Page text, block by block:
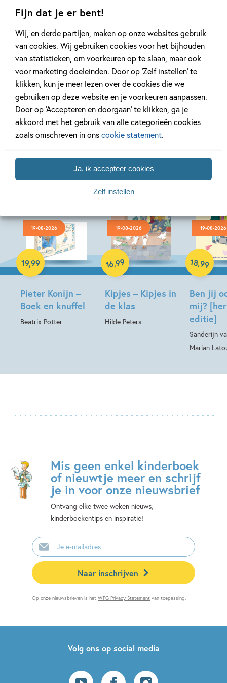
Fijn dat je er bent!
Wij, en derde partijen, maken op onze websites gebruik
van cookies. Wij gebruiken cookies voor het bijhouden
van statistieken, om voorkeuren op te slaan, maar ook
voor marketing doeleinden. Door op ‘Zelf instellen’ te
klikken, kun je meer lezen over de cookies die we
gebruiken op deze website en je voorkeuren aanpassen.
Door op ‘Accepteren en doorgaan’ te klikken, ga je
akkoord met het gebruik van alle categorieën cookies
zoals omschreven in onscookie statement.
Ja, ik accepteer cookies
Zelf instellen
Lees meer
Bekijk alle artikelen
Bekijk ook eens
19-08-2026
Pieter Konijn –
Boek en knuffel
Beatrix Potter
19,99
Hardcover
19-08-2026
Kipjes – Kipjes in
de klas
Hilde Peters
16,99
Hardcover
19-08-2026
Ben jij
mij?
editie]
Sanderijn
Marian
18,99
Hardcover
Mis geen enkel kinderboek
of nieuwtje meer en schrijf
je in voor onze nieuwsbrief
Ontvang elke twee weken nieuws,
kinderboekentips en inspiratie!
E-
mailadres
Naar inschrijven
Op onze nieuwsbrieven is hetWPG Privacy Statement van toepassing.
Volg ons op social media